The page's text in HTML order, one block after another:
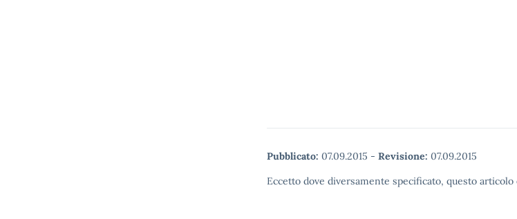
Pubblicato: 07.09.2015 - Revisione: 07.09.2015
Eccetto dove diversamente specificato, questo